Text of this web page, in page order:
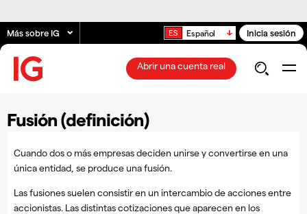
Más sobre IG Español Inicia sesión
Abrir una cuenta real
Fusión (definición)
Cuando dos o más empresas deciden unirse y convertirse en una
única entidad, se produce una fusión.
Las fusiones suelen consistir en un intercambio de acciones entre
accionistas. Las distintas cotizaciones que aparecen en los